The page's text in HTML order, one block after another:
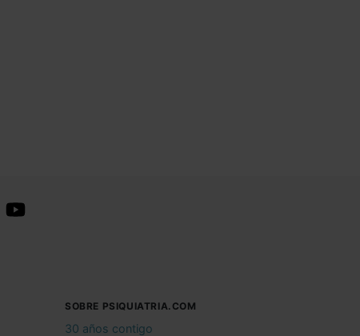
SOBRE PSIQUIATRIA.COM
30 años contigo